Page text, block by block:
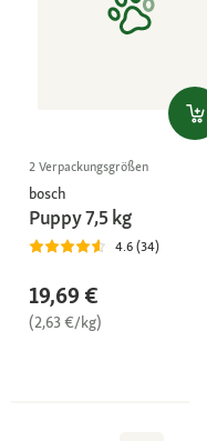
2 Verpackungsgrößen
bosch
Puppy 7,5 kg
4.6 (34)
19,69 €
(2,63 €/kg)